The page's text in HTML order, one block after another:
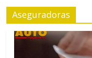
Aseguradoras